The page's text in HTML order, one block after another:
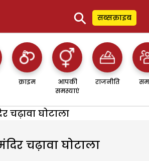
⚲ सब्सक्राइब
क्राइम
आपकी
समस्याएं
राजनीति
चढ़ावा घोटाला
चढ़ावा घोटाला